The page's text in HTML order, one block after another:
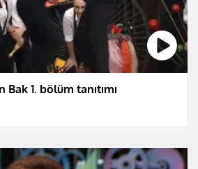
1. bölüm tanıtımı